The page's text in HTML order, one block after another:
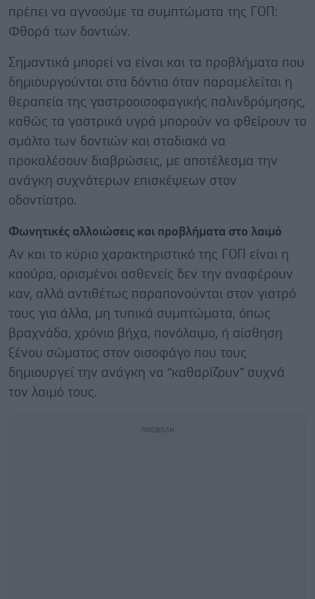
πρέπει να αγνοούμε τα συμπτώματα της ΓΟΠ:
Φθορά των δοντιών.
Σημαντικά μπορεί να είναι και τα προβλήματα που
δημιουργούνται στα δόντια όταν παραμελείται η
θεραπεία της γαστροοισοφαγικής παλινδρόμησης,
καθώς τα γαστρικά υγρά μπορούν να φθείρουν το
σμάλτο των δοντιών και σταδιακά να
προκαλέσουν διαβρώσεις, με αποτέλεσμα την
ανάγκη συχνότερων επισκέψεων στον
οδοντίατρο.
Φωνητικές αλλοιώσεις και προβλήματα στο λαιμό
Αν και το κύριο χαρακτηριστικό της ΓΟΠ είναι η
καούρα, ορισμένοι ασθενείς δεν την αναφέρουν
καν, αλλά αντιθέτως παραπονούνται στον γιατρό
τους για άλλα, μη τυπικά συμπτώματα, όπως
βραχνάδα, χρόνιο βήχα, πονόλαιμο, ή αίσθηση
ξένου σώματος στον οισοφάγο που τους
δημιουργεί την ανάγκη να “καθαρίζουν” συχνά
τον λαιμό τους.